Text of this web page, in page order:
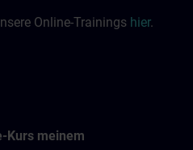
Online-Trainings hier.
Kurs meinem